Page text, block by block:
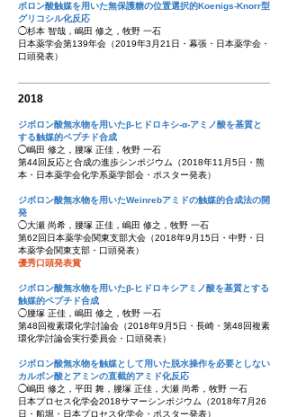
ボロン酸触媒を用いた無保護糖の位置選択的Koenigs-Knorr型
グリコシル化反応
◯杉本 智哉，嶋田 修之，牧野 一石
日本薬学会第139年会（2019年3月21日・幕張・日本薬学会・
口頭発表）
2018
ジボロン酸無水物を用いたβ-ヒドロキシ-α-アミノ酸を基質と
する触媒的ペプチド合成
◯嶋田 修之，腰塚 正佳，牧野 一石
第44回反応と合成の進歩シンポジウム（2018年11月5日・熊
本・日本薬学会化学系薬学部会・ポスター発表）
ジボロン酸無水物を用いたWeinrebアミドの触媒的合成法の開
発
◯大瀬 尚希，腰塚 正佳，嶋田 修之，牧野 一石
第62回日本薬学会関東支部大会（2018年9月15日・中野・日
本薬学会関東支部・口頭発表）
優秀口頭発表賞
ジボロン酸無水物を用いたβ-ヒドロキシアミノ酸を基質とする
触媒的ペプチド合成
◯腰塚 正佳，嶋田 修之，牧野 一石
第48回複素環化学討論会（2018年9月5日・長崎・第48回複素
環化学討論会実行委員会・口頭発表）
ジボロン酸無水物を触媒として用いた脱水操作を必要としない
カルボン酸とアミンの直截的アミド化反応
◯嶋田 修之，平田 舞，腰塚 正佳，大瀬 尚希，牧野 一石
日本プロセス化学会2018サマーシンポジウム（2018年7月26
日・船堀・日本プロセス化学会・ポスター発表）